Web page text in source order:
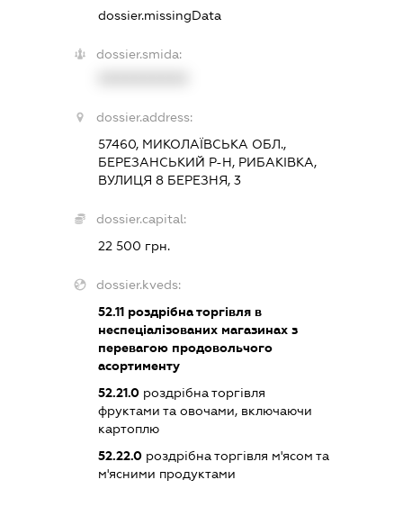
dossier.missingData
dossier.smida:
dossier.address:
57460, МИКОЛАЇВСЬКА ОБЛ.,
БЕРЕЗАНСЬКИЙ Р-Н, РИБАКІВКА,
ВУЛИЦЯ 8 БЕРЕЗНЯ, 3
dossier.capital:
22 500 грн.
dossier.kveds:
52.11 роздрібна торгівля в
неспеціалізованих магазинах з
перевагою продовольчого
асортименту
52.21.0 роздрібна торгівля
фруктами та овочами, включаючи
картоплю
52.22.0 роздрібна торгівля м'ясом та
м'ясними продуктами